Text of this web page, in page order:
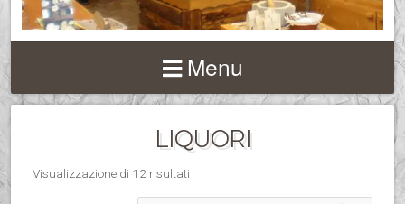
Menu
LIQUORI
Visualizzazione di 12 risultati